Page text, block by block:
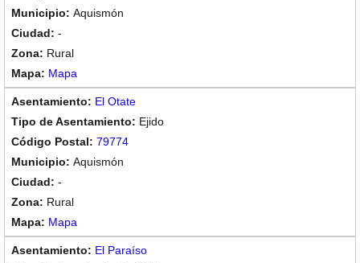
Aquismón
-
Rural
Mapa
El Otate
Ejido
79774
Aquismón
-
Rural
Mapa
El Paraíso